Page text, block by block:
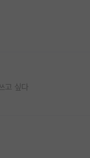
고 싶다